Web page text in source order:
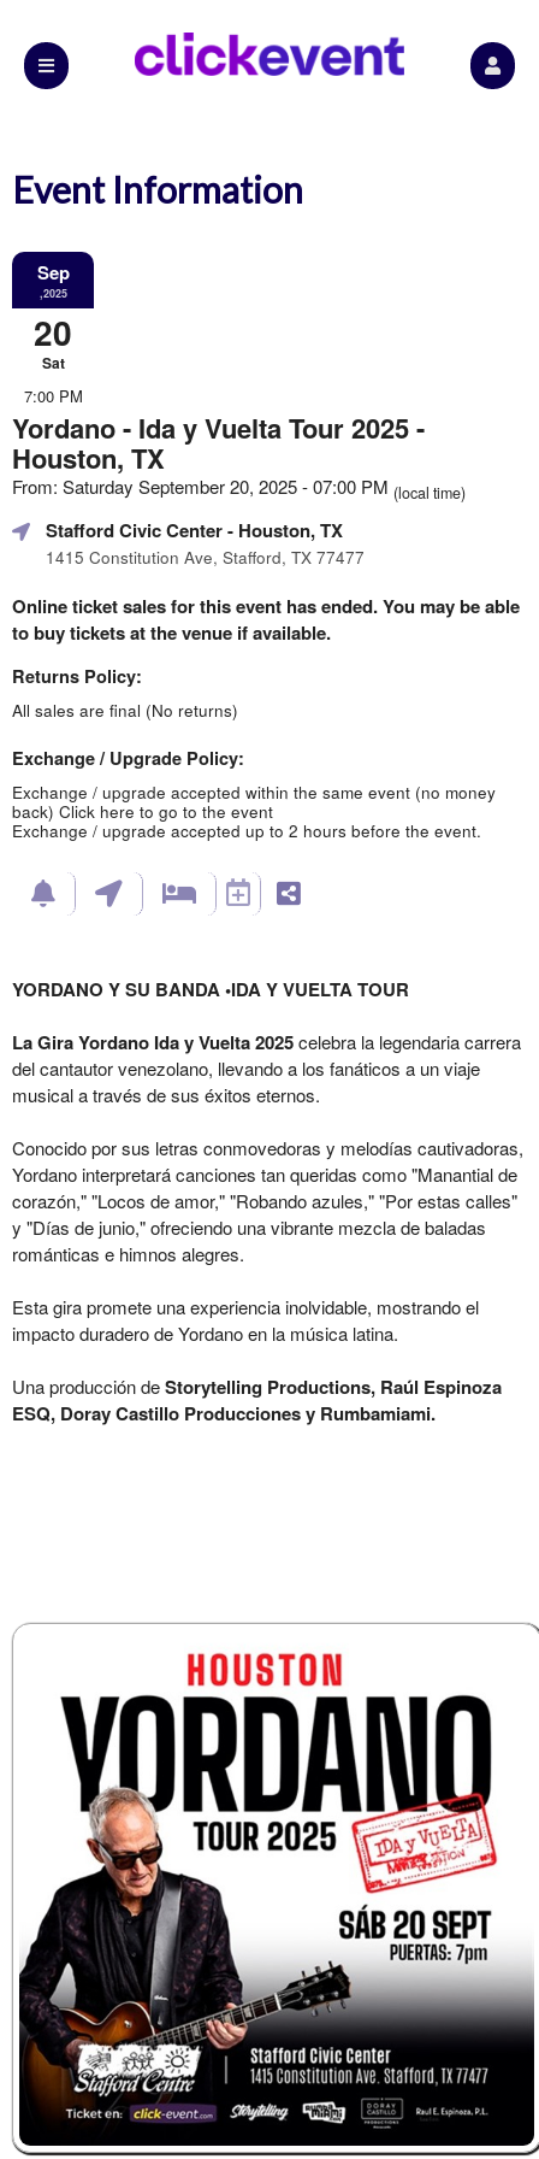
Event Information
Sep
,2025
20
Sat
7:00 PM
Yordano - Ida y Vuelta Tour 2025 -
Houston, TX
From: Saturday September 20, 2025 - 07:00 PM (local time)
Stafford Civic Center- Houston, TX
1415 Constitution Ave, Stafford, TX 77477
Online ticket sales for this event has ended. You may be able
to buy tickets at the venue if available.
Returns Policy:
All sales are final (No returns)
Exchange / Upgrade Policy:
Exchange / upgrade accepted within the same event (no money
back) Click here to go to the event
Exchange / upgrade accepted up to 2 hours before the event.
YORDANO Y SU BANDA •IDA Y VUELTA TOUR
La Gira Yordano Ida y Vuelta 2025celebra la legendaria carrera
del cantautor venezolano, llevando a los fanáticos a un viaje
musical a través de sus éxitos eternos.
Conocido por sus letras conmovedoras y melodías cautivadoras,
Yordano interpretará canciones tan queridas como "Manantial de
corazón," "Locos de amor," "Robando azules," "Por estas calles"
y "Días de junio," ofreciendo una vibrante mezcla de baladas
románticas e himnos alegres.
Esta gira promete una experiencia inolvidable, mostrando el
impacto duradero de Yordano en la música latina.
Una producción deStorytelling Productions, Raúl Espinoza
ESQ, Doray Castillo Producciones y Rumbamiami.